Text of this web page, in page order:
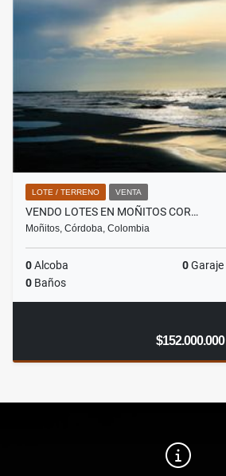
LOTE / TERRENO VENTA
VENDO LOTES EN MOÑITOS COR…
Moñitos, Córdoba, Colombia
0Alcoba 0Garaje
0 Baños
$152.000.000